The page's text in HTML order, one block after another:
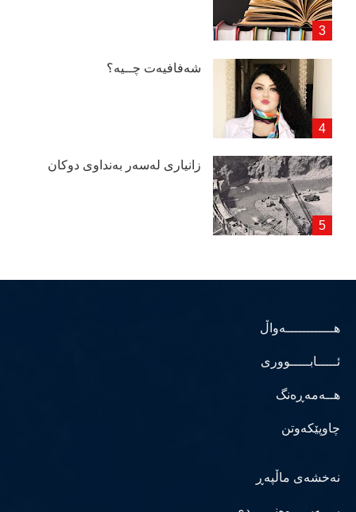
شەفافیەت چــیە؟
زانیاری لەسەر بەنداوی دوكان
هــــــــــــەواڵ
ئـــــابـــــووری
هــەمەڕەنگ
چاوپێکەوتن
نەخشەی ماڵپەڕ